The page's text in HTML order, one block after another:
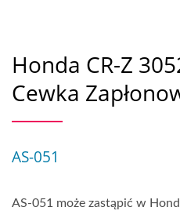
Honda CR-Z
Cewka
AS-051
AS-051 może zastąpić w